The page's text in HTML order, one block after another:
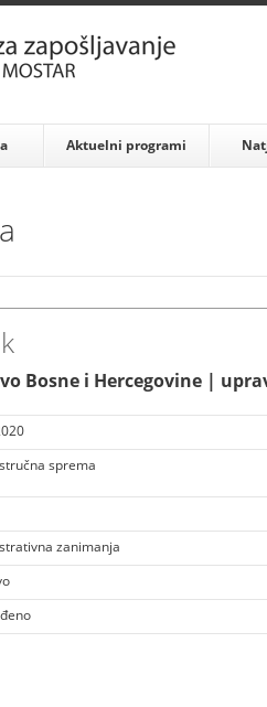
Aktuelni programi
Bosne i Hercegovine |
sprema
zanimanja